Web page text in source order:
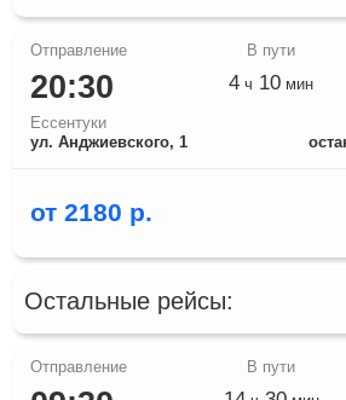
20:30
Ессентуки
ул. Анджиевского, 1
4 ч 10 мин
от 2180 р.
Остальные рейсы: